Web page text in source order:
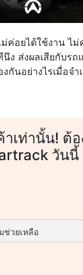
เท่านั้น! ต้
วันนี้
ค่อยได้ใช้งาน ไม่
ง ส่งผลเสียกับรถ
กันอย่างไรเมื่อจำ